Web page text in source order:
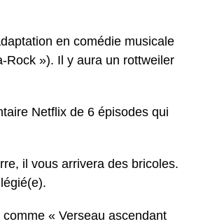
en comédie musicale
Rock »). Il y aura un rottweiler
Netflix de 6 épisodes qui
il vous arrivera des bricoles.
« Verseau ascendant